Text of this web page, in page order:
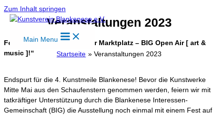
Zum Inhalt springen
Main Menu
Startseite
Veranstaltungen 2023
Veranstaltungen 2023
Feiern auf dem Blankeneser Marktplatz – BIG Open Air [ art &
music ]!“
Endspurt für die 4. Kunstmeile Blankenese! Bevor die Kunstwerke
Mitte Mai aus den Schaufenstern genommen werden, feiern wir mit
tatkräftiger Unterstützung durch die Blankenese Interessen-
Gemeinschaft (BIG) die Ausstellung noch einmal mit einem Fest auf